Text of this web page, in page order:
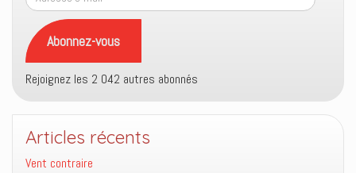
e-
mail
Abonnez-vous
Rejoignez les 2 042 autres abonnés
Articles récents
Vent contraire